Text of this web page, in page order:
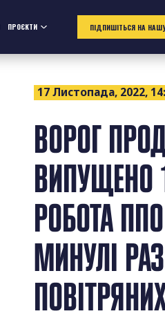
ПРОЄКТИ ПІДПИШІТЬСЯ НА
17 Листопада, 2022,
ВОРОГ
ВИПУЩЕНО
РОБОТА
МИНУЛІ